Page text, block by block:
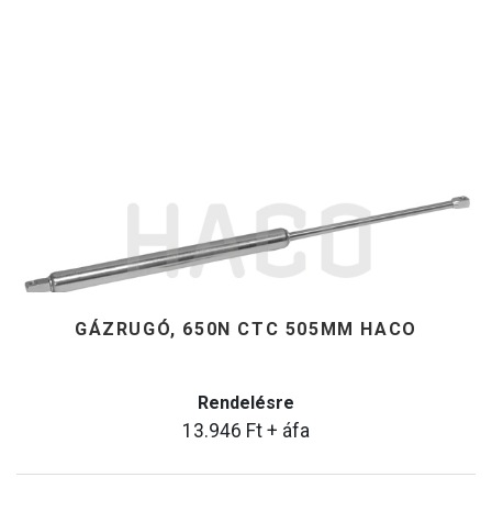
GÁZRUGÓ, 650N CTC 505MM HACO
Rendelésre
13.946 Ft + áfa